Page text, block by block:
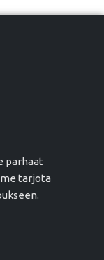
parhaat
tarjota